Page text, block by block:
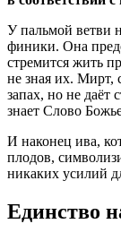
У пальмой ветви
финики. Она
стремится жить
не зная их. Мирт,
запах, но не даёт
знает Слово
И наконец ива,
плодов,
никаких усилий
Единство